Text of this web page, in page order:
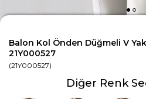
Balon Kol Önden Düğmeli V
21Y000527
(21Y000527)
Diğer Renk